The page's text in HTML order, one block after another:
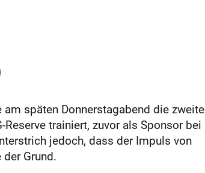
späten Donnerstagabend die zweite
trainiert, zuvor als Sponsor bei
jedoch, dass der Impuls von
Grund.